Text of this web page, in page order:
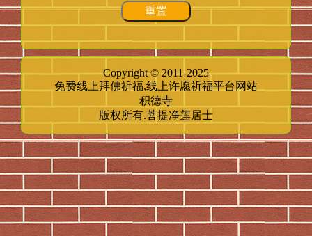
重置
Copyright © 2011-2025
免费线上拜佛祈福,线上许愿祈福平台网站
积德寺
版权所有.菩提净莲居士